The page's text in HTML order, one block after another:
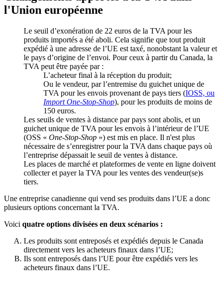
l'Union européenne
Le seuil d’exonération de 22 euros de la TVA pour les
produits importés a été aboli. Cela signifie que tout produit
expédié à une adresse de l’UE est taxé, nonobstant la valeur et
le pays d’origine de l’envoi. Pour ceux à partir du Canada, la
TVA peut être payée par :
L’acheteur final à la réception du produit;
Ou le vendeur, par l’entremise du guichet unique de
TVA pour les envois provenant de pays tiers (IOSS, ou
Import One-Stop-Shop), pour les produits de moins de
150 euros.
Les seuils de ventes à distance par pays sont abolis, et un
guichet unique de TVA pour les envois à l’intérieur de l’UE
(OSS « One-Stop-Shop ») est mis en place. Il n'est plus
nécessaire de s’enregistrer pour la TVA dans chaque pays où
l’entreprise dépassait le seuil de ventes à distance.
Les places de marché et plateformes de vente en ligne doivent
collecter et payer la TVA pour les ventes des vendeur(se)s
tiers.
Une entreprise canadienne qui vend ses produits dans l’UE a donc
plusieurs options concernant la TVA.
Voici quatre options divisées en deux scénarios :
Les produits sont entreposés et expédiés depuis le Canada
directement vers les acheteurs finaux dans l’UE;
Ils sont entreposés dans l’UE pour être expédiés vers les
acheteurs finaux dans l’UE.